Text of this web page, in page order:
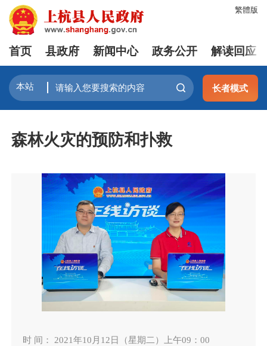
繁體版
首页 县政府 新闻中心 政务公开 解读回应
长者模式
森林火灾的预防和扑救
时 间： 2021年10月12日（星期二）上午09：00